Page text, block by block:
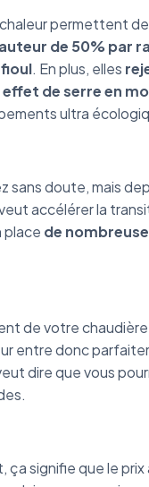
permettent
de 50% par
. En plus, elles
effet de serre en
ultra
sans doute, mais
accélérer la
place de
de votre chaudière
entre donc
dire que vous
signifie que le prix